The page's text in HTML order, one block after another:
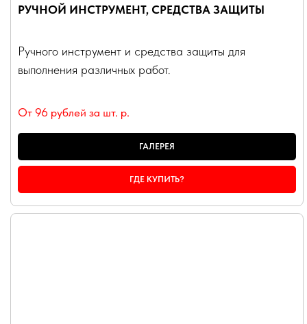
РУЧНОЙ ИНСТРУМЕНТ, СРЕДСТВА ЗАЩИТЫ
Ручного инструмент и средства защиты для
выполнения различных работ.
От 96 рублей за шт. р.
ГАЛЕРЕЯ
ГДЕ КУПИТЬ?